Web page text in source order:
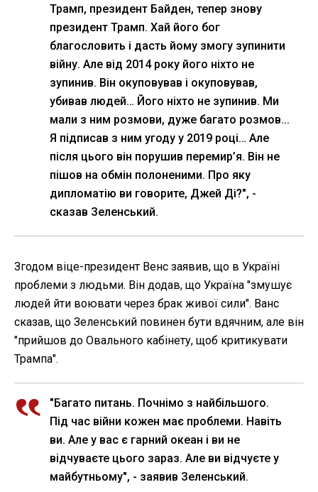
Трамп, президент Байден, тепер знову
президент Трамп. Хай його бог
благословить і дасть йому змогу зупинити
війну. Але від 2014 року його ніхто не
зупинив. Він окуповував і окуповував,
убивав людей… Його ніхто не зупинив. Ми
мали з ним розмови, дуже багато розмов...
Я підписав з ним угоду у 2019 році… Але
після цього він порушив перемир’я. Він не
пішов на обмін полоненими. Про яку
дипломатію ви говорите, Джей Ді?", -
сказав Зеленський.
Згодом віце-президент Венс заявив, що в Україні
проблеми з людьми. Він додав, що Україна "змушує
людей йти воювати через брак живої сили". Ванс
сказав, що Зеленський повинен бути вдячним, але він
"прийшов до Овального кабінету, щоб критикувати
Трампа".
"Багато питань. Почнімо з найбільшого.
Під час війни кожен має проблеми. Навіть
ви. Але у вас є гарний океан і ви не
відчуваєте цього зараз. Але ви відчуєте у
майбутньому", - заявив Зеленський.